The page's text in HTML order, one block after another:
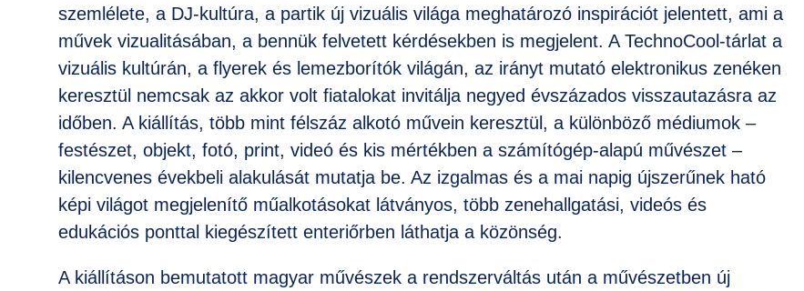
szemlélete, a DJ-kultúra, a partik új vizuális világa meghatározó inspirációt jelentett, ami a
művek vizualitásában, a bennük felvetett kérdésekben is megjelent. A TechnoCool-tárlat a
vizuális kultúrán, a flyerek és lemezborítók világán, az irányt mutató elektronikus zenéken
keresztül nemcsak az akkor volt fiatalokat invitálja negyed évszázados visszautazásra az
időben. A kiállítás, több mint félszáz alkotó művein keresztül, a különböző médiumok –
festészet, objekt, fotó, print, videó és kis mértékben a számítógép-alapú művészet –
kilencvenes évekbeli alakulását mutatja be. Az izgalmas és a mai napig újszerűnek ható
képi világot megjelenítő műalkotásokat látványos, több zenehallgatási, videós és
edukációs ponttal kiegészített enteriőrben láthatja a közönség.
A kiállításon bemutatott magyar művészek a rendszerváltás után a művészetben új